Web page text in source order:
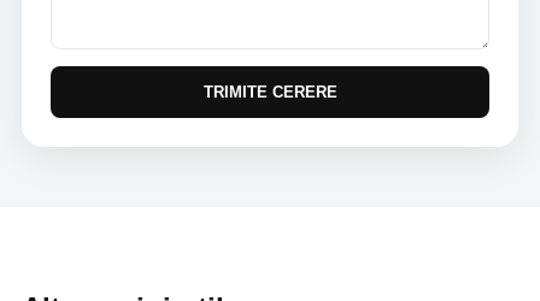
TRIMITE CERERE